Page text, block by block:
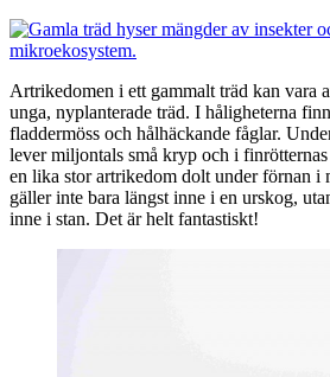
Artrikedomen i ett gammalt träd kan vara
unga, nyplanterade träd. I håligheterna
fladdermöss och hålhäckande fåglar.
lever miljontals små kryp och i
en lika stor artrikedom dolt under förnan i
gäller inte bara längst inne i en urskog,
inne i stan. Det är helt fantastiskt!